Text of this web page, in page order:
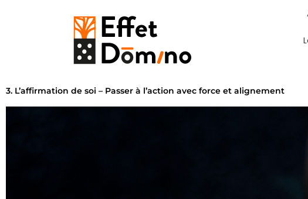
3. L’affirmation de soi – Passer à l’action avec force et alignement